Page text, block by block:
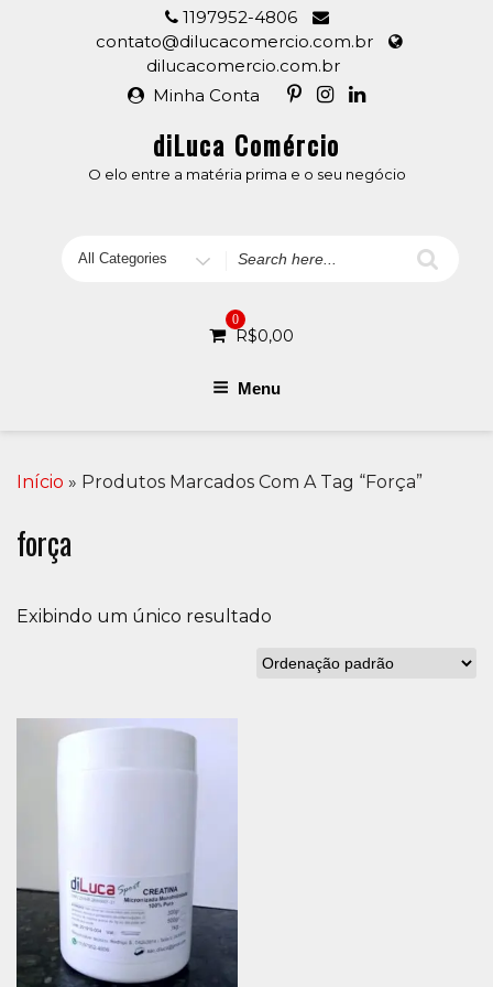
1197952-4806
contato@dilucacomercio.com.br
dilucacomercio.com.br
Minha Conta
diLuca Comércio
O elo entre a matéria prima e o seu negócio
Search
0
R$0,00
Menu
Início » Produtos Marcados Com A Tag “força”
força
Exibindo um único resultado